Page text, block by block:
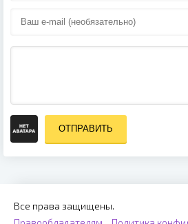
ОТПРАВИТЬ
Все права защищены.